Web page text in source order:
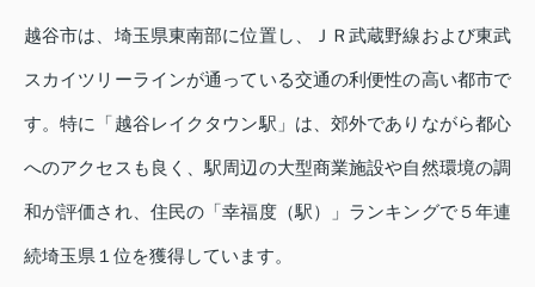
越谷市は、埼玉県東南部に位置し、ＪＲ武蔵野線および東武
スカイツリーラインが通っている交通の利便性の高い都市で
す。特に「越谷レイクタウン駅」は、郊外でありながら都心
へのアクセスも良く、駅周辺の大型商業施設や自然環境の調
和が評価され、住民の「幸福度（駅）」ランキングで５年連
続埼玉県１位を獲得しています。